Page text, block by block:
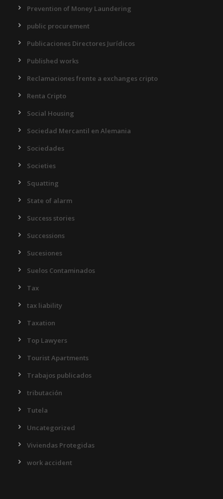
Prevention of Money Laundering
public procurement
Publicaciones Directores Jurídicos
Published works
Reclamaciones frente a exchanges cripto
Renta Cripto
Social Housing
Sociedad Mercantil en Alemania
Sociedades
Societies
Squatting
State of alarm
Success stories
Successions
Sucesiones
Suelos Contaminados
Tax
tax liability
Taxation
Top Lawyers
Tourist Apartments
Trabajos publicados
tributación
Tutela
Uncategorized
Viviendas Protegidas
work accident